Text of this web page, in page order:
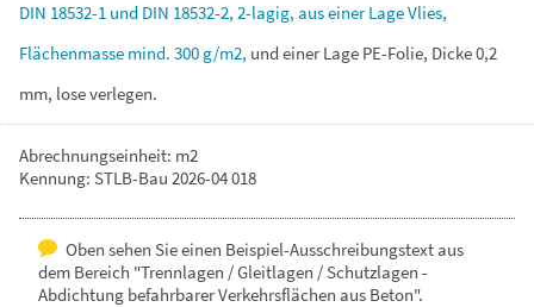
DIN 18532-1 und DIN 18532-2, 2-lagig, auseinerLageVlies,
Flächenmasse mind. 300 g/m2, und einerLage PE-Folie, Dicke0,2
mm, loseverlegen.
Abrechnungseinheit: m2
Kennung: STLB-Bau 2026-04 018
Oben sehen Sie einen Beispiel-Ausschreibungstext aus
dem Bereich "Trennlagen / Gleitlagen / Schutzlagen -
Abdichtung befahrbarer Verkehrsflächen aus Beton".